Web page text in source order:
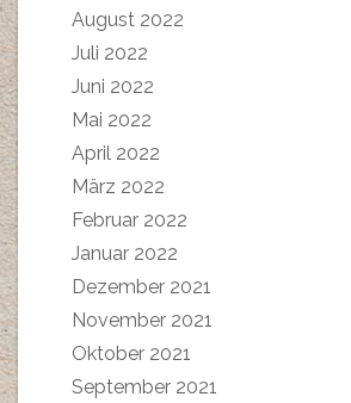
August 2022
Juli 2022
Juni 2022
Mai 2022
April 2022
März 2022
Februar 2022
Januar 2022
Dezember 2021
November 2021
Oktober 2021
September 2021